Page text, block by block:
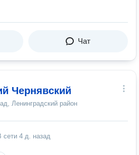
Чат
Чернявский
Ленинградский район
сети 4 д. назад